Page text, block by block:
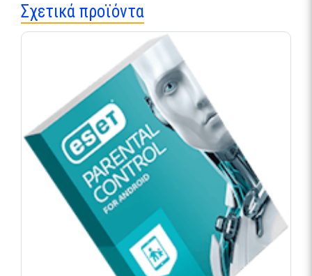
Σχετικά προϊόντα